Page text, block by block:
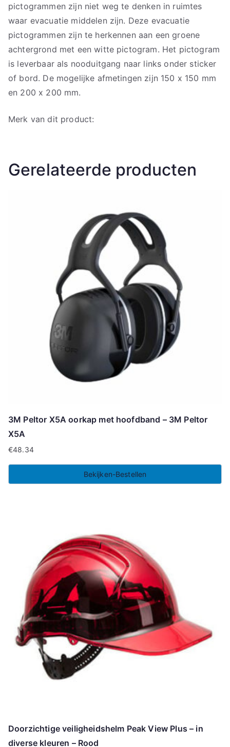
pictogrammen zijn niet weg te denken in ruimtes
waar evacuatie middelen zijn. Deze evacuatie
pictogrammen zijn te herkennen aan een groene
achtergrond met een witte pictogram. Het pictogram
is leverbaar als nooduitgang naar links onder sticker
of bord. De mogelijke afmetingen zijn 150 x 150 mm
en 200 x 200 mm.
Merk van dit product:
Gerelateerde producten
3M Peltor X5A oorkap met hoofdband – 3M Peltor
X5A
€48.34
Bekijken-Bestellen
Doorzichtige veiligheidshelm Peak View Plus – in
diverse kleuren – Rood